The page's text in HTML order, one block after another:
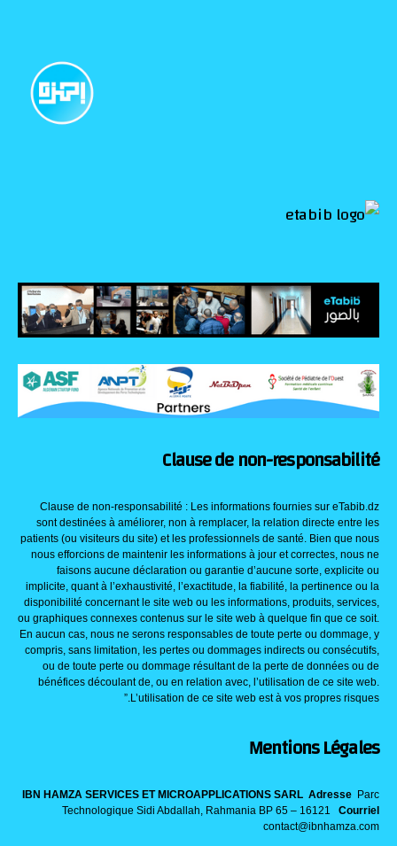
Clause de non-responsabilité
Clause de non-responsabilité : Les informations fournies sur eTabib.dz
sont destinées à améliorer, non à remplacer, la relation directe entre les
patients (ou visiteurs du site) et les professionnels de santé. Bien que nous
nous efforcions de maintenir les informations à jour et correctes, nous ne
faisons aucune déclaration ou garantie d’aucune sorte, explicite ou
implicite, quant à l’exhaustivité, l’exactitude, la fiabilité, la pertinence ou la
disponibilité concernant le site web ou les informations, produits, services,
ou graphiques connexes contenus sur le site web à quelque fin que ce soit.
En aucun cas, nous ne serons responsables de toute perte ou dommage, y
compris, sans limitation, les pertes ou dommages indirects ou consécutifs,
ou de toute perte ou dommage résultant de la perte de données ou de
bénéfices découlant de, ou en relation avec, l’utilisation de ce site web.
L’utilisation de ce site web est à vos propres risques.”
Mentions Légales
IBN HAMZA SERVICES ET MICROAPPLICATIONS SARL Adresse Parc
Technologique Sidi Abdallah, Rahmania BP 65 – 16121 Courriel
contact@ibnhamza.com